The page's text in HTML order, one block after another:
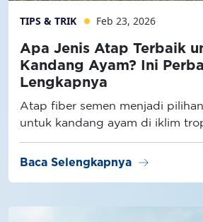
TIPS & TRIK Feb 23, 2026
Apa Jenis Atap Terbaik
Kandang Ayam? Ini
Lengkapnya
Atap fiber semen menjadi
untuk kandang ayam di iklim
memiliki konduktivitas panas
dibanding atap metal dan lebih
Baca Selengkapnya arrow_right_alt